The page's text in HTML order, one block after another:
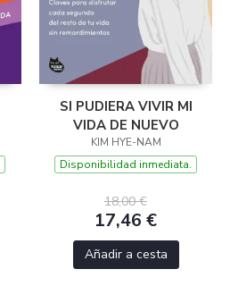
SI PUDIERA VIVIR MI
VIDA DE NUEVO
KIM HYE-NAM
Disponibilidad inmediata.
18,00 €
17,46 €
Añadir a cesta